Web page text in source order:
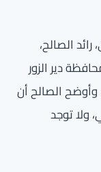
الصالح،
دير الزور
في تضرر 2400 عائلة. وأوضح الصالح أن
ولا توجد